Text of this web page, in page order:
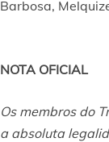
Barbosa,
NOTA OFICIAL
Os membros do
a absoluta